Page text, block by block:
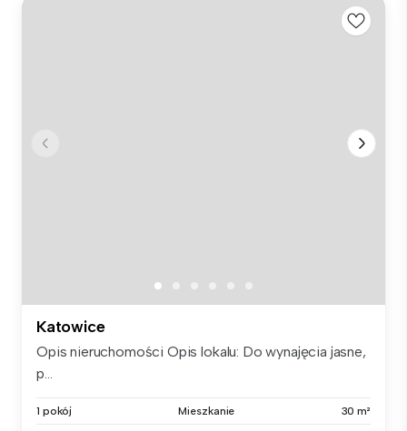
Katowice
Opis nieruchomości Opis lokalu: Do wynajęcia jasne,
p...
1 pokój Mieszkanie 30 m²